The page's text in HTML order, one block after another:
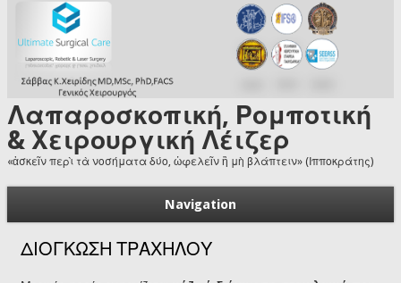
Skip to main content
Λαπαροσκοπική, Ρομποτική
& Χειρουργική Λέιζερ
«ἀσκεῖν περὶ τὰ νοσήματα δύο, ὠφελεῖν ἢ μὴ βλάπτειν» (Ιπποκράτης)
Navigation
ΔΙΟΓΚΩΣΗ ΤΡΑΧΗΛΟΥ